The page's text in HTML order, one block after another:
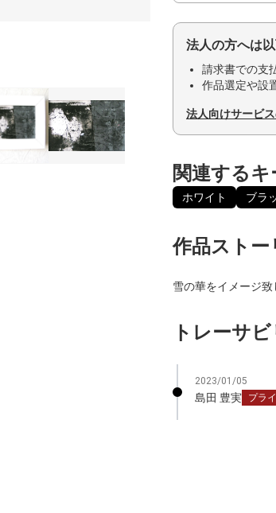
法人の方へは
請求書での支
作品選定や設
法人向けサービ
関連するキ
ホワイト ブラ
作品ストー
雪の華をイメージ致
トレーサ
2023/01/05
島田 豊実 プラ